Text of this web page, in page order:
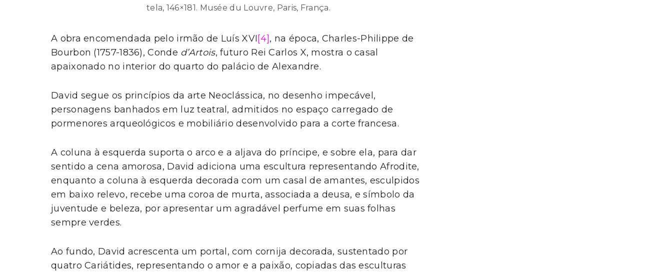
tela, 146×181. Musée du Louvre, Paris, França.
A obra encomendada pelo irmão de Luís XVI[4], na época, Charles-Philippe de
Bourbon (1757-1836), Conde d’Artois, futuro Rei Carlos X, mostra o casal
apaixonado no interior do quarto do palácio de Alexandre.
David segue os princípios da arte Neoclássica, no desenho impecável,
personagens banhados em luz teatral, admitidos no espaço carregado de
pormenores arqueológicos e mobiliário desenvolvido para a corte francesa.
A coluna à esquerda suporta o arco e a aljava do príncipe, e sobre ela, para dar
sentido a cena amorosa, David adiciona uma escultura representando Afrodite,
enquanto a coluna à esquerda decorada com um casal de amantes, esculpidos
em baixo relevo, recebe uma coroa de murta, associada a deusa, e símbolo da
juventude e beleza, por apresentar um agradável perfume em suas folhas
sempre verdes.
Ao fundo, David acrescenta um portal, com cornija decorada, sustentado por
quatro Cariátides, representando o amor e a paixão, copiadas das esculturas